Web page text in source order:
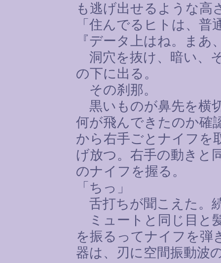
も逃げ出せるような高
「住んでるヒトは、
『データ上はね。まあ
洞穴を抜け、暗い、
の下に出る。
その刹那。
黒いものが鼻先を横
何が飛んできたのか確
から右手ごとナイフを
げ放つ。右手の動きと
のナイフを握る。
「ちっ」
舌打ちが聞こえた。
ミュートと同じ目と
を振るってナイフを弾
器は、刃に空間振動波